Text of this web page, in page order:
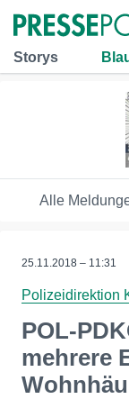
Storys
Alle
25.11.2018 – 11:31
Polizeidirektion
POL-
mehrere